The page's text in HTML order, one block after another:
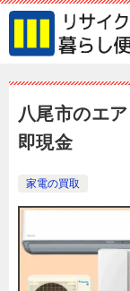
八尾市のエ
即現金
家電の買取